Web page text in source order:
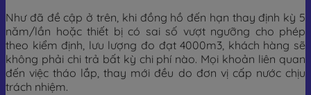
Như đã đề cập ở trên, khi đồng hồ đến hạn thay định kỳ 5
năm/lần hoặc thiết bị có sai số vượt ngưỡng cho phép
theo kiểm định, lưu lượng đo đạt 4000m3, khách hàng sẽ
không phải chi trả bất kỳ chi phí nào. Mọi khoản liên quan
đến việc tháo lắp, thay mới đều do đơn vị cấp nước chịu
trách nhiệm.